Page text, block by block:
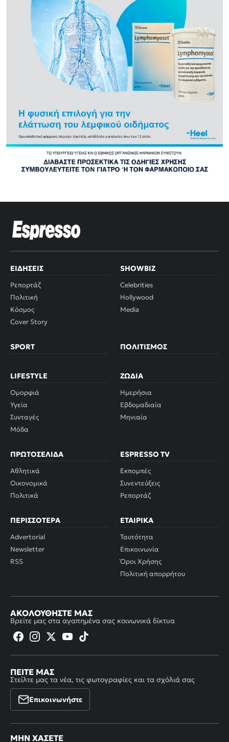
ΕΙΔΉΣΕΙΣ
Ρεπορτάζ
Πολιτική
Κόσμος
Cover Story
SHOWBIZ
Celebrities
Hollywood
Media
SPORT ΠΟΛΙΤΙΣΜΌΣ
LIFESTYLE
Ομορφιά
Υγεία
Συνταγές
Μόδα
ΖΏΔΙΑ
Ημερήσια
Εβδομαδιαία
Μηνιαία
ΠΡΩΤΟΣΈΛΙΔΑ
Αθλητικά
Οικονομικά
Πολιτικά
ESPRESSO TV
Εκπομπές
Συνεντεύξεις
Ρεπορτάζ
ΠΕΡΙΣΣΌΤΕΡΑ
Advertorial
Newsletter
RSS
ΕΤΑΙΡΙΚΆ
Ταυτότητα
Επικοινωνία
Όροι Χρήσης
Πολιτική απορρήτου
ΑΚΟΛΟΥΘΉΣΤΕ ΜΑΣ
Βρείτε μας στα αγαπημένα σας κοινωνικά δίκτυα
ΠΕΊΤΕ ΜΑΣ
Στείλτε μας τα νέα, τις φωτογραφίες και τα σχόλιά σας
Επικοινωνήστε
ΜΗΝ ΧΆΣΕΤΕ